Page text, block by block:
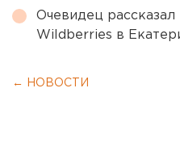
Очевидец рассказал
Wildberries в
← НОВОСТИ